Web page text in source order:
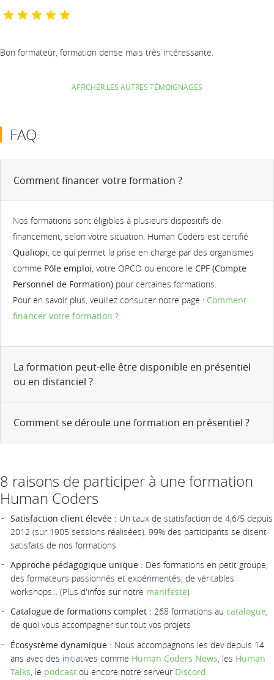
Bon formateur, formation dense mais très intéressante.
AFFICHER LES AUTRES TÉMOIGNAGES
FAQ
Comment financer votre formation ?
Nos formations sont éligibles à plusieurs dispositifs de
financement, selon votre situation. Human Coders est certifié
Qualiopi , ce qui permet la prise en charge par des organismes
comme Pôle emploi , votre OPCO ou encore le CPF (Compte
Personnel de Formation) pour certaines formations.
Pour en savoir plus, veuillez consulter notre page : Comment
financer votre formation ?
La formation peut-elle être disponible en présentiel
ou en distanciel ?
Comment se déroule une formation en présentiel ?
8 raisons de participer à une formation
Human Coders
Satisfaction client élevée : Un taux de statisfaction de 4,6/5 depuis
2012 (sur 1905 sessions réalisées). 99% des participants se disent
satisfaits de nos formations
Approche pédagogique unique : Des formations en petit groupe,
des formateurs passionnés et expérimentés, de véritables
workshops... (Plus d'infos sur notre manifeste)
Catalogue de formations complet : 268 formations au catalogue,
de quoi vous accompagner sur tout vos projets
Écosystème dynamique : Nous accompagnons les dev depuis 14
ans avec des initiatives comme Human Coders News , les Human
Talks , le podcast ou encore notre serveur Discord